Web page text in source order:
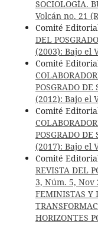
SOCIOLOGÍA.
Volcán no. 21
Comité
DEL
(2003): Bajo el
Comité
POSGRADO
(2012): Bajo el
Comité
POSGRADO
(2017): Bajo el
Comité
REVISTA DEL
3, Núm. 5, Nov
FEMINISTAS Y
HORIZONTES